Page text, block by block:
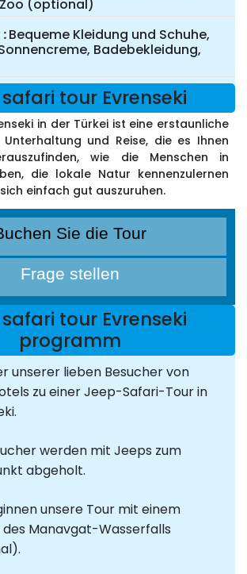
(optional)
Bequeme Kleidung und Schuhe,
Badebekleidung,
tour Evrenseki
in der Türkei ist eine erstaunliche
und Reise, die es Ihnen
wie die Menschen in
die lokale Natur kennenzulernen
einfach gut auszuruhen.
Sie die Tour
Frage stellen
tour Evrenseki
programm
unserer lieben Besucher von
zu einer Jeep-Safari-Tour in
werden mit Jeeps zum
abgeholt.
unsere Tour mit einem
des Manavgat-Wasserfalls